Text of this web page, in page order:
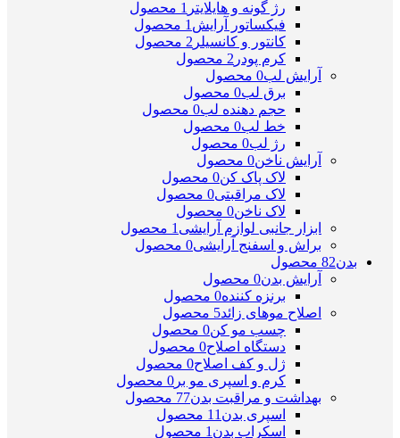
رژ گونه و هایلایتر 1 محصول
فیکساتور آرایش 1 محصول
کانتور و کانسیلر 2 محصول
کرم پودر 2 محصول
آرایش لب0 محصول
برق لب0 محصول
حجم دهنده لب0 محصول
خط لب0 محصول
رژ لب0 محصول
آرایش ناخن0 محصول
لاک پاک کن0 محصول
لاک مراقبتی0 محصول
لاک ناخن0 محصول
ابزار جانبی لوازم آرایشی 1 محصول
براش و اسفنج آرایشی0 محصول
بدن82 محصول
آرایش بدن0 محصول
برنزه کننده0 محصول
اصلاح موهای زائد5 محصول
چسب مو کن0 محصول
دستگاه اصلاح0 محصول
ژل و کف اصلاح0 محصول
کرم و اسپری مو بر 0 محصول
بهداشت و مراقبت بدن77 محصول
اسپری بدن 11 محصول
اسکراب بدن 1 محصول